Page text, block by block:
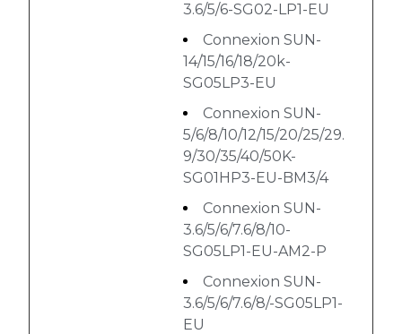
3.6/5/6-SG02-LP1-EU
Connexion SUN-
14/15/16/18/20k-
SG05LP3-EU
Connexion SUN-
5/6/8/10/12/15/20/25/29.
9/30/35/40/50K-
SG01HP3-EU-BM3/4
Connexion SUN-
3.6/5/6/7.6/8/10-
SG05LP1-EU-AM2-P
Connexion SUN-
3.6/5/6/7.6/8/-SG05LP1-
EU